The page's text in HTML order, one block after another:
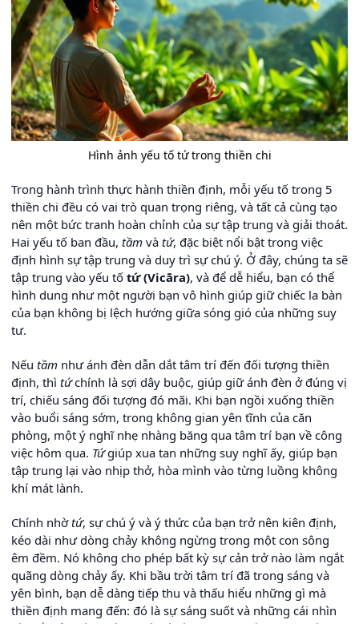
Hình ảnh yếu tố tứ trong thiền chi
Trong hành trình thực hành thiền định, mỗi yếu tố trong 5
thiền chi đều có vai trò quan trọng riêng, và tất cả cùng tạo
nên một bức tranh hoàn chỉnh của sự tập trung và giải thoát.
Hai yếu tố ban đầu, tầm và tứ, đặc biệt nổi bật trong việc
định hình sự tập trung và duy trì sự chú ý. Ở đây, chúng ta sẽ
tập trung vào yếu tố tứ (Vicāra), và để dễ hiểu, bạn có thể
hình dung như một người bạn vô hình giúp giữ chiếc la bàn
của bạn không bị lệch hướng giữa sóng gió của những suy
tư.
Nếu tầm như ánh đèn dẫn dắt tâm trí đến đối tượng thiền
định, thì tứchính là sợi dây buộc, giúp giữ ánh đèn ở đúng vị
trí, chiếu sáng đối tượng đó mãi. Khi bạn ngồi xuống thiền
vào buổi sáng sớm, trong không gian yên tĩnh của căn
phòng, một ý nghĩ nhẹ nhàng băng qua tâm trí bạn về công
việc hôm qua. Tứgiúp xua tan những suy nghĩ ấy, giúp bạn
tập trung lại vào nhịp thở, hòa mình vào từng luồng không
khí mát lành.
Chính nhờtứ, sự chú ý và ý thức của bạn trở nên kiên định,
kéo dài như dòng chảy không ngừng trong một con sông
êm đềm. Nó không cho phép bất kỳ sự cản trở nào làm ngắt
quãng dòng chảy ấy. Khi bầu trời tâm trí đã trong sáng và
yên bình, bạn dễ dàng tiếp thu và thấu hiểu những gì mà
thiền định mang đến: đó là sự sáng suốt và những cái nhìn